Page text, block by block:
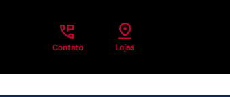
Contato Lojas